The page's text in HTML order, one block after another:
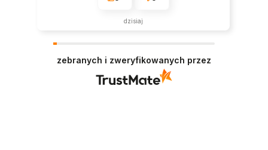
dzisiaj
zebranych i zweryfikowanych przez